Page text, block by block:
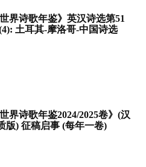
世界诗歌年鉴》英汉诗选第51
土耳其-摩洛哥-中国诗选
世界诗歌年鉴2024/2025卷》(汉
版) 征稿启事 (每年一卷)